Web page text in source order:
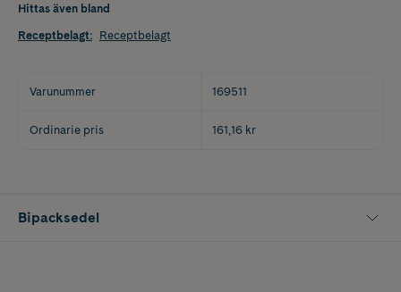
Hittas även bland
Receptbelagt: Receptbelagt
Varunummer 169511
Ordinarie pris 161,16 kr
Bipacksedel